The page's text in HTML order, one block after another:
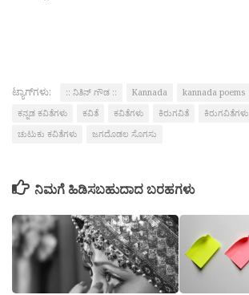
ಟ್ಯಾಗ್‌ಗಳು: :: ನಿತಿನ್ ಗೌಡ :: Kannada kannada poems
ಕನ್ನಡ ಕವಿತೆಗಳು
ಕವಿತೆ ಕವಿತೆಗಳು ಕಿರುಗವಿತೆ ಕಿರುಗವಿತೆಗಳು
ಚುಟುಕು ಕವಿತೆಗಳು
ಜಗದೊಡಲ ಸೊಗಸು
ನಿಮಗೆ ಹಿಡಿಸಬಹುದಾದ ಬರಹಗಳು